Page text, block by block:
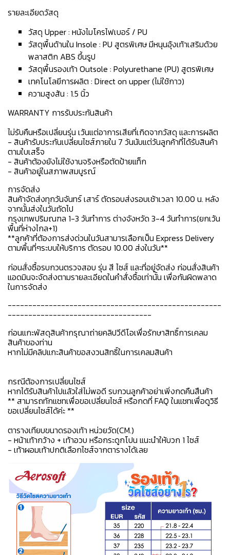
รายละเอียดวัสดุ
วัสดุ Upper : หนังไมโครไฟเบอร์ / PU
วัสดุพื้นด้านใน Insole : PU สูตรพิเศษ มีหนุนอุ้งเท้าเสริมด้วย
พลาสติก ABS ขึ้นรูป
วัสดุพื้นรองเท้า Outsole : Polyurethane (PU) สูตรพิเศษ
เทคโนโลยีการผลิต : Direct on upper (ไม่ใช้กาว)
ความสูงส้น : 1.5 นิ้ว
WARRANTY การรับประกันสินค้า
ไม่รับคืนหรือเปลี่ยนรุ่น เว้นแต่อาการเสียที่เกิดจากวัสดุ และการผลิต
- สินค้ารับประกันเปลี่ยนไซส์ภายใน 7 วันนับแต่วันลูกค้าที่ได้รับสินค้า
ตามใบเสร็จ
- สินค้าต้องยังไม่ใช้งานจริงหรือตัดป้ายแท็ก
- สินค้าอยู่ในสภาพสมบูรณ์
การจัดส่ง
สินค้าจัดส่งทุกวันจันทร์ เสาร์ ตัดรอบส่งรอบเช้าเวลา 10.00 น. หลัง
จากนั้นส่งในวันถัดไป
กรุงเทพปริมณฑล 1-3 วันทำการ ต่างจังหวัด 3-4 วันทำการ(ยกเว้น
พื้นที่ห่างไกล+1)
**ลูกค้าที่ต้องการส่งด่วนในวันสามารเลือกเป็น Express Delivery
ตามพื้นที่ๆระบบให้บริการ ตัดรอบ 10.00 ส่งในวัน**
ก่อนสั่งซื้อรบกวนตรวจสอบ รุ่น สี ไซส์ และที่อยู่จัดส่ง ก่อนสั่งสินค้า
แอดมินจะจัดส่งตามรายละเอียดในคำสั่งซื้อเท่านั้น เพื่อกันผิดพลาด
ในการจัดส่ง
----------------------------------------------------
-----------------------------------
ก่อนแกะพัสดุสินค้ากรุณาถ่ายคลิปวีดีโอเพื่อรักษาสิทธิ์การเคลม
สินค้าของท่าน
หากไม่มีคลิปแกะสินค้าขอสงวนสิทธิ์ในการเคลมสินค้า
กรณีต้องการเปลี่ยนไซส์
หากได้รับสินค้าไปแล้วใส่ไม่พอดี รบกวนลูกค้าอย่าเพิ่งกดคืนสืนค้า
** สามารถทักแชทเพื่อขอเปลี่ยนไซส์ หรือกดที่ FAQ ในแชทเพื่อดูวิธี
ขอเปลี่ยนไซส์ได้ค่ะ **
ตารางเทียบขนาดรองเท้า หน่วยวัด(CM.)
- หน้าเท้ากว้าง + เท้าอวบ หรือกระดูกโปน แนะนำให้บวก 1 ไซส์
- เท้าผอมเท้าปกติเลือกไซส์จากตารางได้เลย